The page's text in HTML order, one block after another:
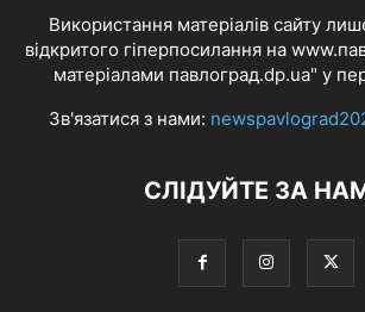
Використання матеріалів сайту
відкритого гіперпосилання на
матеріалами павлоград.dp.ua" у
Зв'язатися з нами:
СЛІДУЙТЕ ЗА